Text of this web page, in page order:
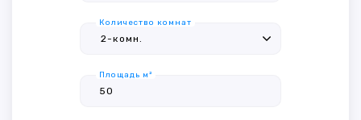
Количество комнат
Площадь м²